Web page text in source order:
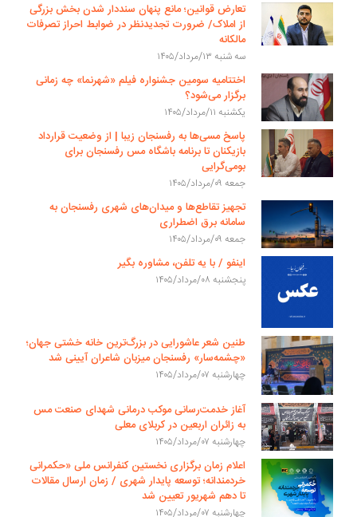
تعارض قوانین؛ مانع پنهان سنددار شدن بخش بزرگی
از املاک/ ضرورت تجدیدنظر در ضوابط احراز تصرفات
مالکانه
سه شنبه ۱۳/مرداد/۱۴۰۵
اختتامیه سومین جشنواره فیلم «شهرنما» چه زمانی
برگزار می‌شود؟
یکشنبه ۱۱/مرداد/۱۴۰۵
پاسخ مسی‌ها به رفسنجان زیبا | از وضعیت قرارداد
بازیکنان تا برنامه باشگاه مس رفسنجان برای
بومی‌گرایی
جمعه ۰۹/مرداد/۱۴۰۵
تجهیز تقاطع‌ها و میدان‌های شهری رفسنجان به
سامانه برق اضطراری
جمعه ۰۹/مرداد/۱۴۰۵
اینفو / با یه تلفن، مشاوره بگیر
پنجشنبه ۰۸/مرداد/۱۴۰۵
طنین شعر عاشورایی در بزرگ‌ترین خانه خشتی جهان؛
«چشمه‌سار» رفسنجان میزبان شاعران آیینی شد
چهارشنبه ۰۷/مرداد/۱۴۰۵
آغاز خدمت‌رسانی موکب درمانی شهدای صنعت مس
به زائران اربعین در کربلای معلی
چهارشنبه ۰۷/مرداد/۱۴۰۵
اعلام زمان برگزاری نخستین کنفرانس ملی «حکمرانی
خردمندانه؛ توسعه پایدار شهری / زمان ارسال مقالات
تا دهم شهریور تعیین شد
چهارشنبه ۰۷/مرداد/۱۴۰۵